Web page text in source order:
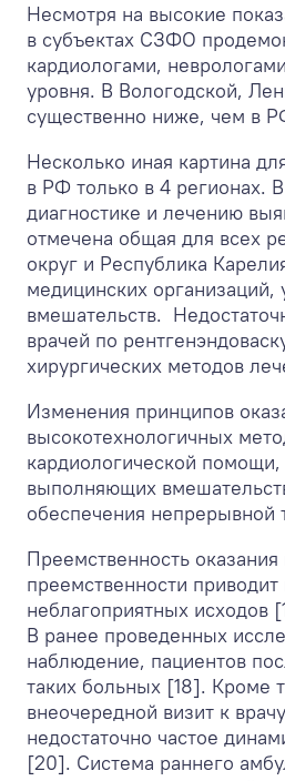
Несмотря на высокие
в субъектах СЗФО
кардиологами,
уровня. В Вологодской,
существенно ниже, чем в
Несколько иная картина
в РФ только в 4 регионах.
диагностике и лечению
отмечена общая для всех
округ и Республика
медицинских
вмешательств.
врачей по
хирургических методов
Изменения принципов
высокотехнологичных
кардиологической
выполняющих
обеспечения непрерывной
Преемственность
преемственности
неблагоприятных исходов
В ранее проведенных
наблюдение, пациентов
таких больных [18]. Кроме
внеочередной визит к
недостаточно частое
[20]. Система раннего